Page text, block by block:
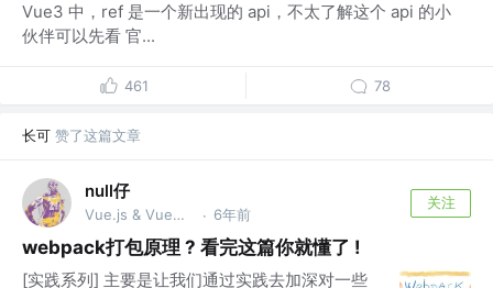
Vue3 中，ref 是一个新出现的 api，不太了解这个 api 的小
伙伴可以先看 官...
461 78
长可 赞了这篇文章
null仔
Vue.js & VueUse团队成员、开源爱好者 · 6年前
关注
webpack打包原理 ? 看完这篇你就懂了 !
[实践系列] 主要是让我们通过实践去加深对一些